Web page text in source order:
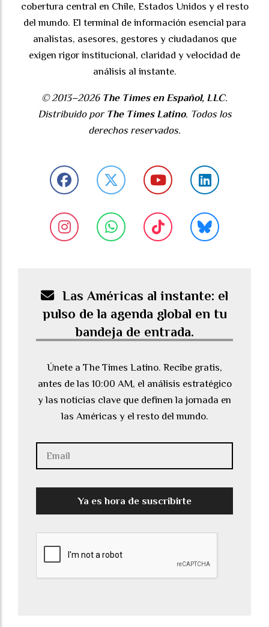
cobertura central en Chile, Estados Unidos y el resto
del mundo. El terminal de información esencial para
analistas, asesores, gestores y ciudadanos que
exigen rigor institucional, claridad y velocidad de
análisis al instante.
© 2013–2026 The Times en Español, LLC.
Distribuido por The Times Latino. Todos los
derechos reservados.
Las Américas al instante: el
pulso de la agenda global en tu
bandeja de entrada.
Únete a The Times Latino. Recibe gratis,
antes de las 10:00 AM, el análisis estratégico
y las noticias clave que definen la jornada en
las Américas y el resto del mundo.
Ya es hora de suscribirte